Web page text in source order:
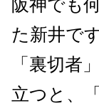
阪神でも
た新井で
「裏切者
立つと、